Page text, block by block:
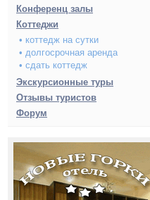
Конференц залы
Коттеджи
• коттедж на сутки
• долгосрочная аренда
• сдать коттедж
Экскурсионные туры
Отзывы туристов
Форум